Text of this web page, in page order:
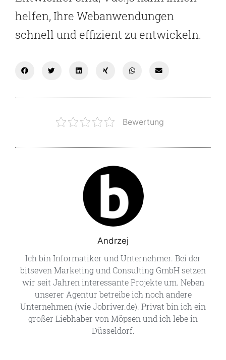
helfen, Ihre Webanwendungen
schnell und effizient zu entwickeln.
Bewertung
Andrzej
Ich bin Informatiker und Unternehmer. Bei der
bitseven Marketing und Consulting GmbH setzen
wir seit Jahren interessante Projekte um. Neben
unserer Agentur betreibe ich noch andere
Unternehmen (wie Jobriver.de). Privat bin ich ein
großer Liebhaber von Möpsen und ich lebe in
Düsseldorf.